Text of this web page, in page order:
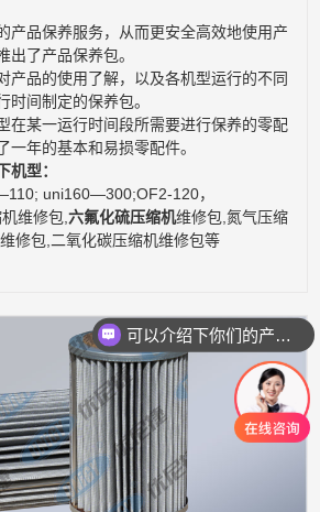
产品保养服务，从而更安全高效地使用产
出了产品保养包。
产品的使用了解，以及各机型运行的不同
时间制定的保养包。
在某一运行时间段所需要进行保养的零配
一年的基本和易损零配件。
机型：
uni160—300;OF2-120，
维修包,六氟化硫压缩机维修包,氮气压缩
修包,二氧化碳压缩机维修包等